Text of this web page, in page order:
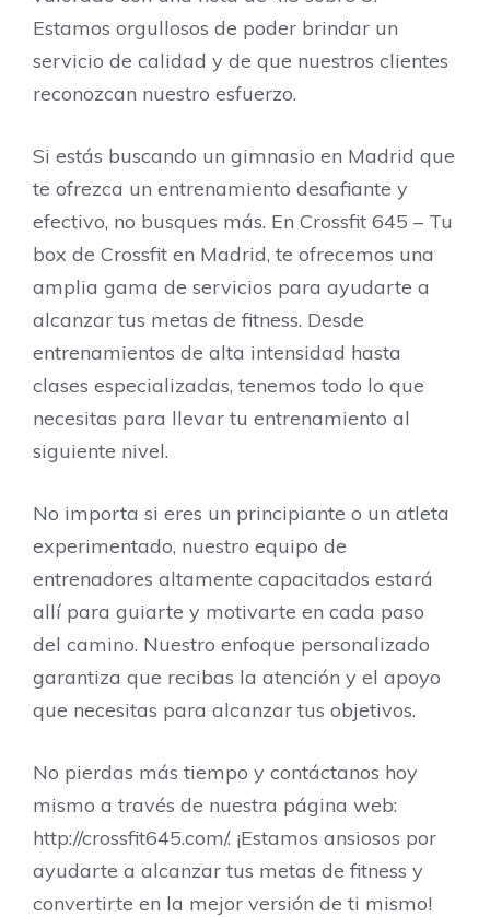
Estamos orgullosos de poder brindar un
servicio de calidad y de que nuestros clientes
reconozcan nuestro esfuerzo.
Si estás buscando un gimnasio en Madrid que
te ofrezca un entrenamiento desafiante y
efectivo, no busques más. En Crossfit 645 – Tu
box de Crossfit en Madrid, te ofrecemos una
amplia gama de servicios para ayudarte a
alcanzar tus metas de fitness. Desde
entrenamientos de alta intensidad hasta
clases especializadas, tenemos todo lo que
necesitas para llevar tu entrenamiento al
siguiente nivel.
No importa si eres un principiante o un atleta
experimentado, nuestro equipo de
entrenadores altamente capacitados estará
allí para guiarte y motivarte en cada paso
del camino. Nuestro enfoque personalizado
garantiza que recibas la atención y el apoyo
que necesitas para alcanzar tus objetivos.
No pierdas más tiempo y contáctanos hoy
mismo a través de nuestra página web:
http://crossfit645.com/. ¡Estamos ansiosos por
ayudarte a alcanzar tus metas de fitness y
convertirte en la mejor versión de ti mismo!